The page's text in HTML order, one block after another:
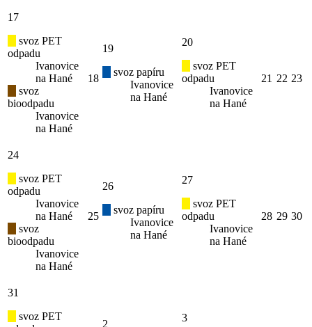
17
svoz PET
odpadu
Ivanovice
na Hané
svoz
bioodpadu
Ivanovice
na Hané
18
19
svoz papíru
Ivanovice
na Hané
20
svoz PET
odpadu
Ivanovice
na Hané
21 22 23
24
svoz PET
odpadu
Ivanovice
na Hané
svoz
bioodpadu
Ivanovice
na Hané
25
26
svoz papíru
Ivanovice
na Hané
27
svoz PET
odpadu
Ivanovice
na Hané
28 29 30
31
svoz PET
2
3